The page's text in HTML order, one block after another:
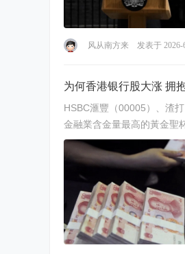
风从南方来 发表于 2026-
为何香港银行股大涨 拥
HSBC滙豐（00005）、渣